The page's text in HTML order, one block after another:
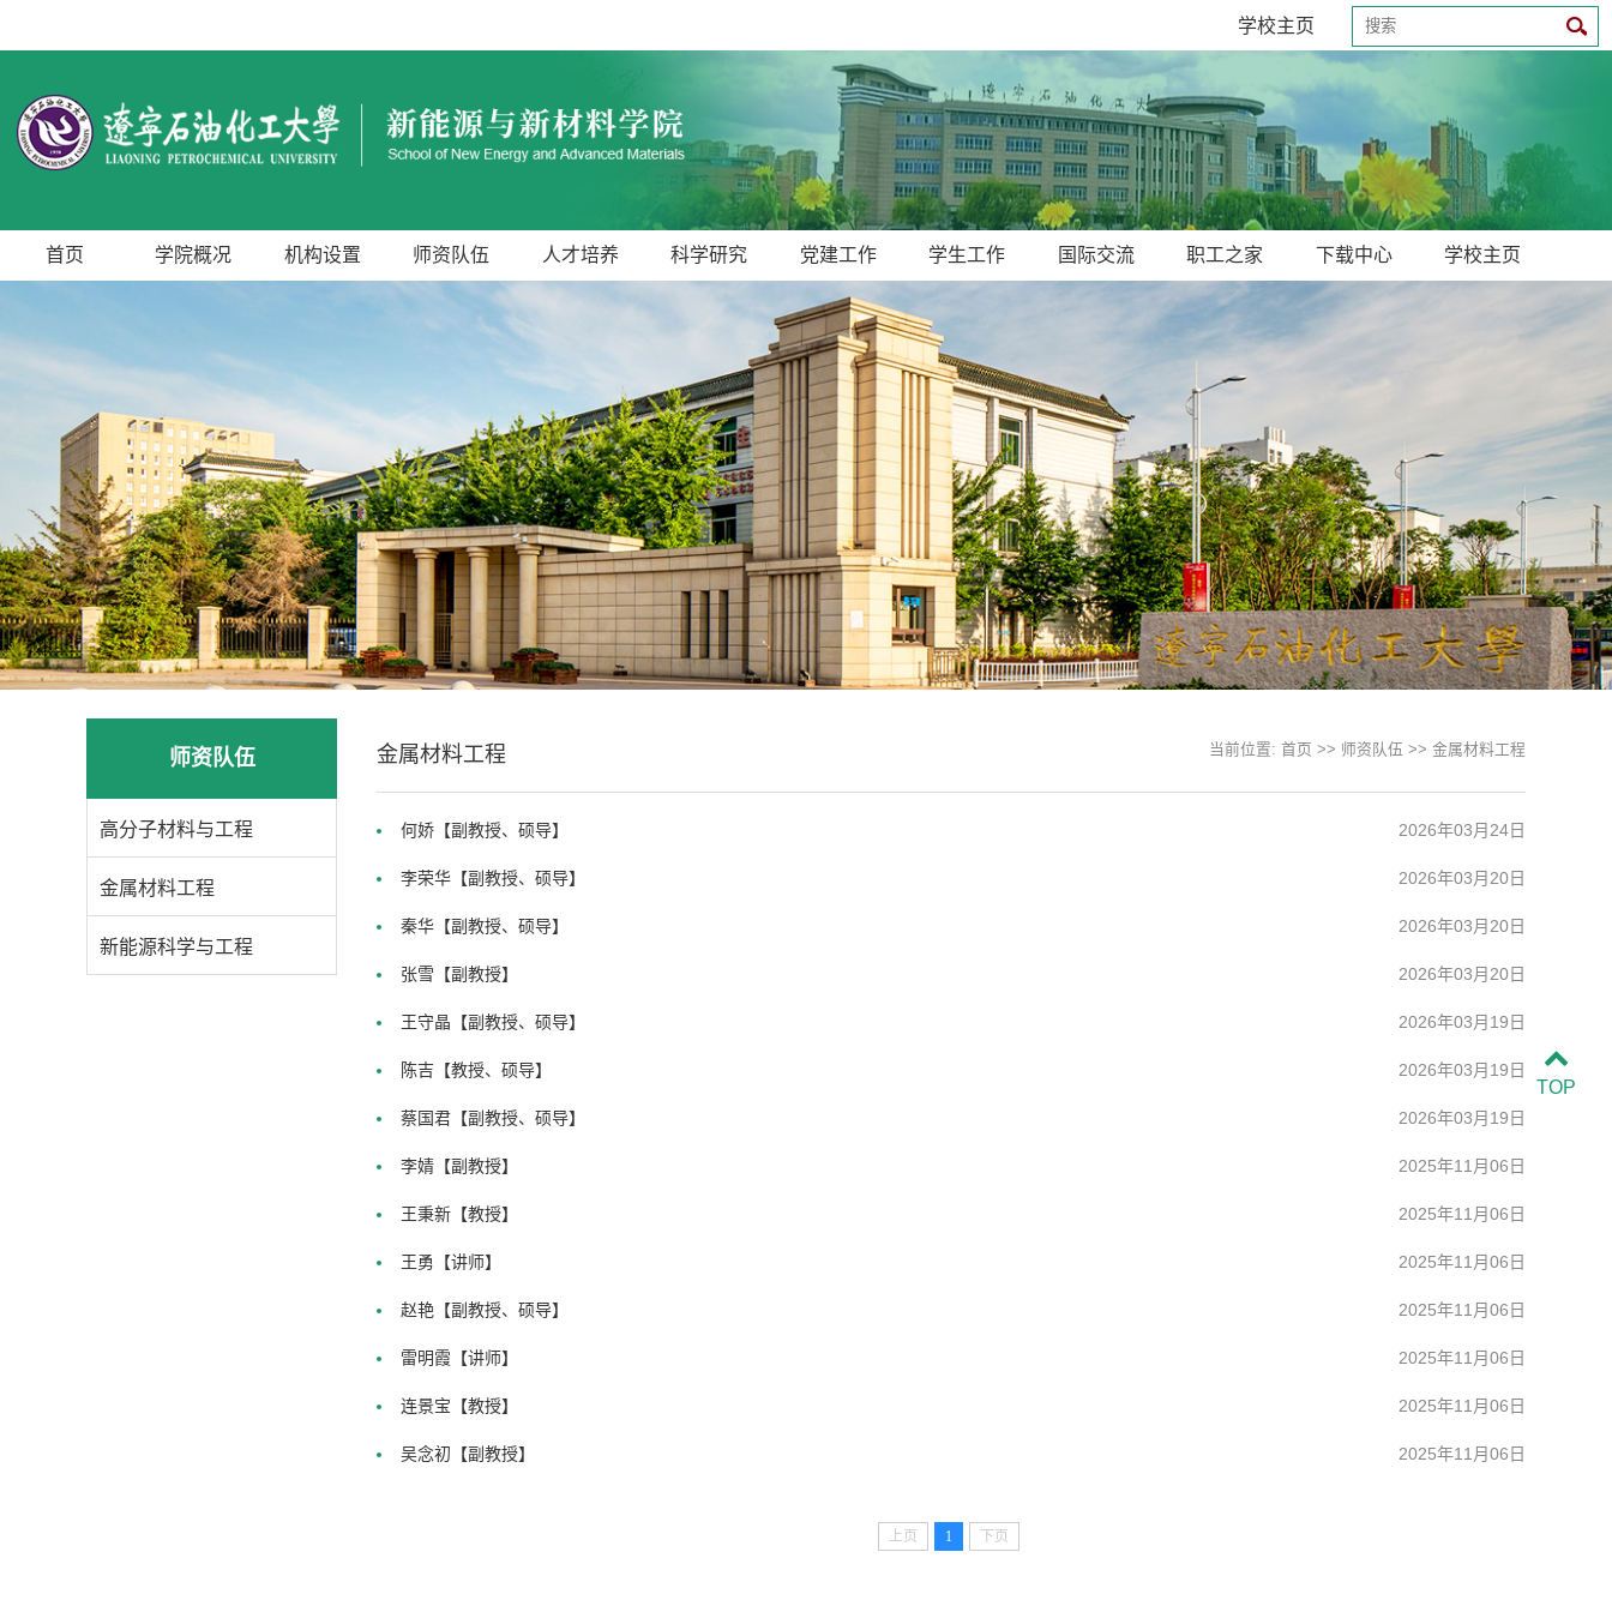
学校主页
首页 学院概况 机构设置 师资队伍 人才培养 科学研究 党建工作 学生工作 国际交流 职工之家 下载中心 学校主页
师资队伍
高分子材料与工程
金属材料工程
新能源科学与工程
当前位置: 首页 >> 师资队伍 >> 金属材料工程
金属材料工程
2026年03月24日
何娇【副教授、硕导】
2026年03月20日
李荣华【副教授、硕导】
2026年03月20日
秦华【副教授、硕导】
2026年03月20日
张雪【副教授】
2026年03月19日
王守晶【副教授、硕导】
2026年03月19日
陈吉【教授、硕导】
2026年03月19日
蔡国君【副教授、硕导】
2025年11月06日
李婧【副教授】
2025年11月06日
王秉新【教授】
2025年11月06日
王勇【讲师】
2025年11月06日
赵艳【副教授、硕导】
2025年11月06日
雷明霞【讲师】
2025年11月06日
连景宝【教授】
2025年11月06日
吴念初【副教授】
上页 1 下页
TOP